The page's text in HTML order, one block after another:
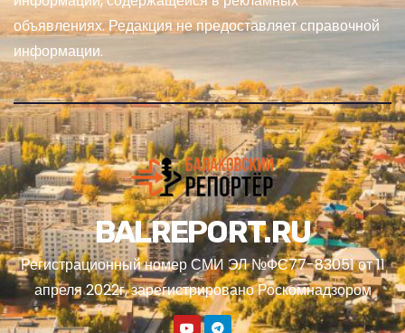
объявлениях. Редакция не предоставляет справочной
информации.
BALREPORT.RU
Регистрационный номер СМИ ЭЛ №ФС77-83051 от 11
апреля 2022г, зарегистрировано Роскомнадзором